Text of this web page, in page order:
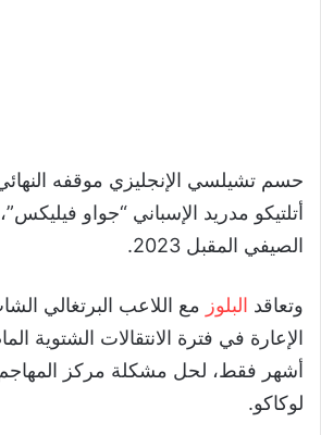
حسم تشيلسي الإنجليزي موقفه
أتلتيكو مدريد الإسباني “جواو
الصيفي المقبل 2023.
وتعاقد البلوز مع اللاعب البرتغالي
أشهر فقط، لحل مشكلة مركز
لوكاكو.